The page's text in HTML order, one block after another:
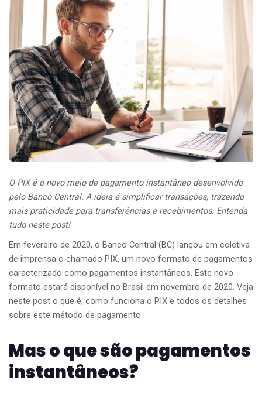
O PIX é o novo meio de pagamento instantâneo desenvolvido
pelo Banco Central. A ideia é simplificar transações, trazendo
mais praticidade para transferências e recebimentos. Entenda
tudo neste post!
Em fevereiro de 2020, o Banco Central (BC) lançou em coletiva
de imprensa o chamado PIX, um novo formato de pagamentos
caracterizado como pagamentos instantâneos. Este novo
formato estará disponível no Brasil em novembro de 2020. Veja
neste post o que é, como funciona o PIX e todos os detalhes
sobre este método de pagamento.
Mas o que são pagamentos
instantâneos?